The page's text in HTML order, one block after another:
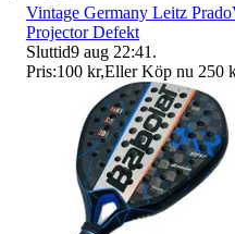
Vintage Germany Leitz
Projector Defekt
Sluttid9 aug 22:41 .
Pris:100 kr,Eller Köp nu 250